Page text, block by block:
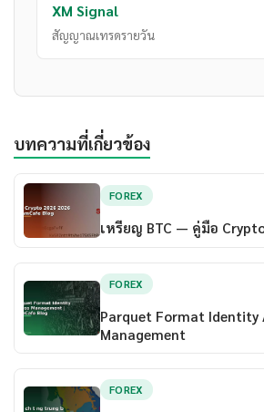
XM Signal
สัญญาณเทรดรายวัน
บทความที่เกี่ยวข้อง
FOREX
เหรียญ BTC — คู่มือ
FOREX
Parquet Format Identity
Management
FOREX